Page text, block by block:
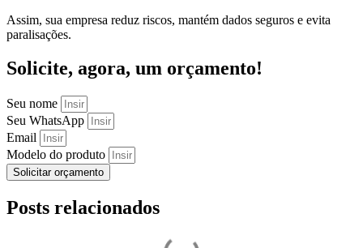
Assim, sua empresa reduz riscos, mantém dados seguros e evita
paralisações.
Solicite, agora, um orçamento!
Seu nome
Seu WhatsApp
Email
Modelo do produto
Solicitar orçamento
Posts relacionados